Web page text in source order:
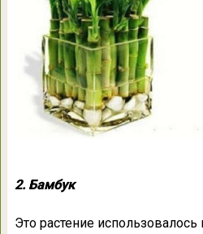
2. Бамбук
Это растение использовалось